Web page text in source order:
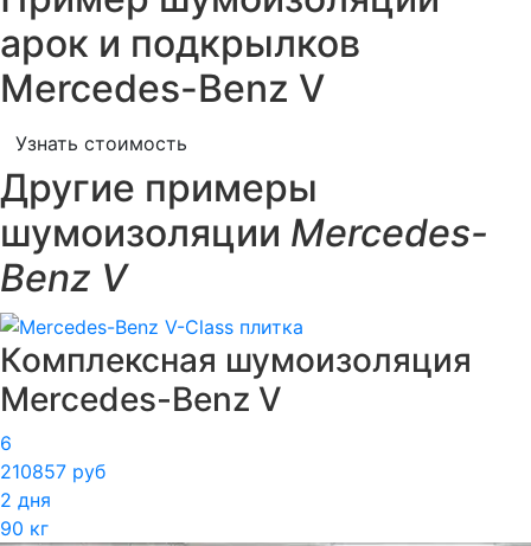
арок и подкрылков
Mercedes-Benz V
Узнать стоимость
Другие примеры
шумоизоляции Mercedes-
Benz V
Комплексная шумоизоляция
Mercedes-Benz V
6
210857 руб
2 дня
90 кг